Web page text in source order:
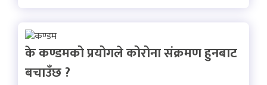
के कण्डमको प्रयोगले कोरोना संक्रमण हुनबाट
बचाउँछ ?